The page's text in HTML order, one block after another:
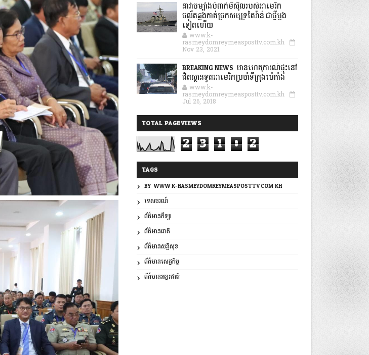
នាវាចម្បាំងបំពាក់មីស៊ីលរបស់អាមេរិក
ចល័តឆ្លងកាត់ច្រកសមុទ្រតៃវ៉ាន់ ជាថ្មីម្តង
ទៀតហើយ
www.k-
rasmeydomreymeasposttv.com.kh
Nov 23, 2021
BREAKING NEWS: មានហេតុការណ៍ផ្ទុះនៅ
ជិតស្ថានទូតអាមេរិកប្រចាំទីក្រុងប៉េកាំង
www.k-
rasmeydomreymeasposttv.com.kh
Jul 26, 2018
TOTAL PAGEVIEWS
2 3 1 0 2
TAGS
BY: WWW.K-RASMEYDOMREYMEASPOSTTV.COM.KH
ទេសចរណ៍
ព័ត៌មានកីឡា
ព័ត៌មានជាតិ
ព័ត៌មានសន្តិសុខ
ព័ត៌មានសេដ្ឋកិច្ច
ព័ត៌មានអន្តរជាតិ